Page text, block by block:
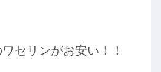
セリンがお安い！！